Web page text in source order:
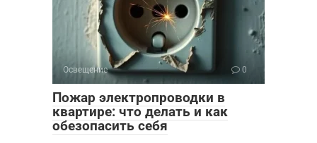
Освещение 0
Пожар электропроводки в
квартире: что делать и как
обезопасить себя